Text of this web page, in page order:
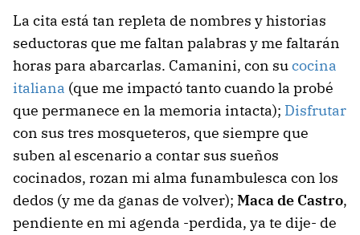
La cita está tan repleta de nombres y historias
seductoras que me faltan palabras y me faltarán
horas para abarcarlas. Camanini, con sucocina
italiana (que me impactó tanto cuando la probé
que permanece en la memoria intacta); Disfrutar
con sus tres mosqueteros, que siempre que
suben al escenario a contar sus sueños
cocinados, rozan mi alma funambulesca con los
dedos (y me da ganas de volver); Maca de Castro,
pendiente en mi agenda -perdida, ya te dije- de